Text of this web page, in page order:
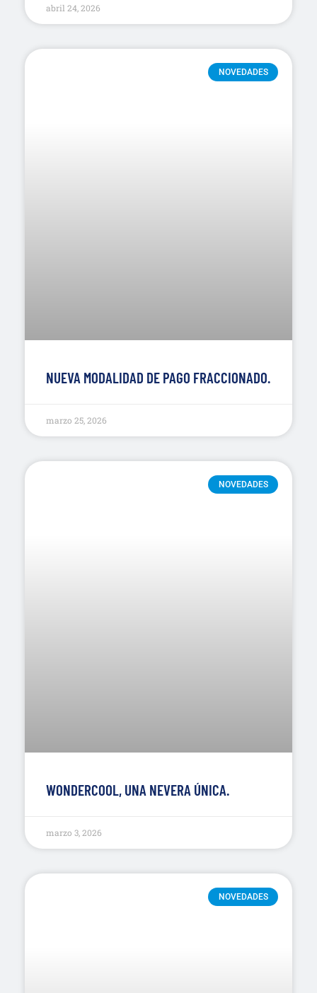
abril 24, 2026
NOVEDADES
NUEVA MODALIDAD DE PAGO FRACCIONADO.
marzo 25, 2026
NOVEDADES
WONDERCOOL, UNA NEVERA ÚNICA.
marzo 3, 2026
NOVEDADES